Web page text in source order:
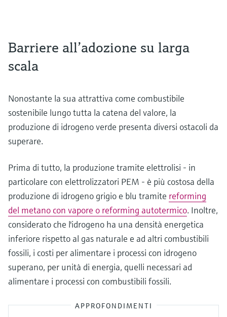
Barriere all’adozione su larga
scala
Nonostante la sua attrattiva come combustibile
sostenibile lungo tutta la catena del valore, la
produzione di idrogeno verde presenta diversi ostacoli da
superare.
Prima di tutto, la produzione tramite elettrolisi - in
particolare con elettrolizzatori PEM - è più costosa della
produzione di idrogeno grigio e blu tramite reforming
del metano con vapore o reforming autotermico. Inoltre,
considerato che l'idrogeno ha una densità energetica
inferiore rispetto al gas naturale e ad altri combustibili
fossili, i costi per alimentare i processi con idrogeno
superano, per unità di energia, quelli necessari ad
alimentare i processi con combustibili fossili.
APPROFONDIMENTI